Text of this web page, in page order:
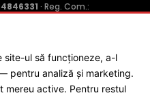
· Reg. Com.:
ONLINE SRL
site-ul să funcționeze, a-l
pentru analiză și marketing.
mereu active. Pentru restul